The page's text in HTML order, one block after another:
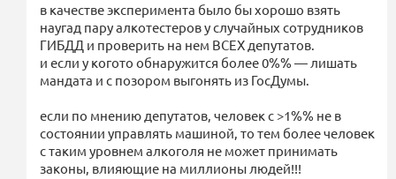
в качестве эксперимента было бы хорошо взять
наугад пару алкотестеров у случайных сотрудников
ГИБДД и проверить на нем ВСЕХ депутатов.
и если у когото обнаружится более 0%% — лишать
мандата и с позором выгонять из ГосДумы.
если по мнению депутатов, человек с >1%% не в
состоянии управлять машиной, то тем более человек
с таким уровнем алкоголя не может принимать
законы, влияющие на миллионы людей!!!